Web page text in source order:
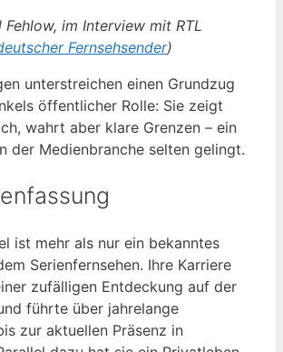
Fehlow, im Interview mit RTL
Fernsehsender)
unterstreichen einen Grundzug
öffentlicher Rolle: Sie zeigt
wahrt aber klare Grenzen – ein
der Medienbranche selten gelingt.
ist mehr als nur ein bekanntes
Serienfernsehen. Ihre Karriere
zufälligen Entdeckung auf der
führte über jahrelange
zur aktuellen Präsenz in